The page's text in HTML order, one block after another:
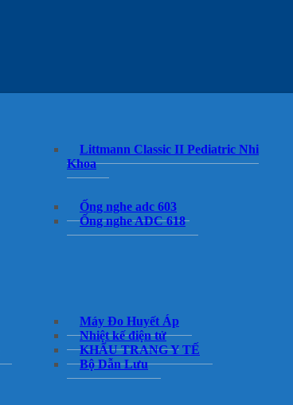
Littmann Classic II Pediatric Nhi
Khoa
Ống nghe adc 603
Ống nghe ADC 618
Máy Đo Huyết Áp
Nhiệt kế điện tử
KHẨU TRANG Y TẾ
Bộ Dẫn Lưu